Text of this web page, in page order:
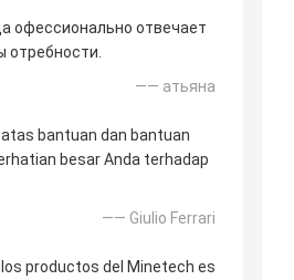
офессионально отвечает
отребности.
—— атьяна
bantuan dan bantuan
besar Anda terhadap
—— Giulio Ferrari
los productos del Minetech es